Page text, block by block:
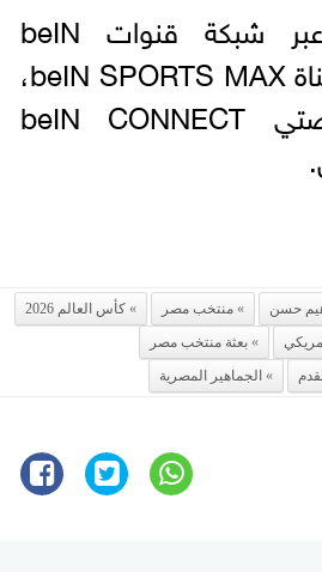
وتُنقل المباراة عبر شبكة قنوات beIN
SPORTS على قناة beIN SPORTS MAX،
إضافة إلى منصتي beIN CONNECT
حسن منتخب مصر
كأس العالم 2026
بعثة منتخب مصر
الجماهير المصرية